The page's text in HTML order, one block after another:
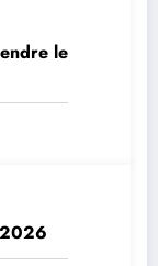
le